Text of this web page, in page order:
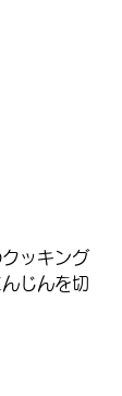
ッキング
じんを切